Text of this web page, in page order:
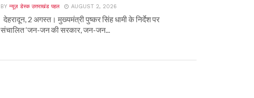
BYन्यूज़ डेस्क उत्तराखंड पहल AUGUST 2, 2026
देहरादून, 2 अगस्त। मुख्यमंत्री पुष्कर सिंह धामी के निर्देश पर
संचालित ‘जन-जन की सरकार, जन-जन...